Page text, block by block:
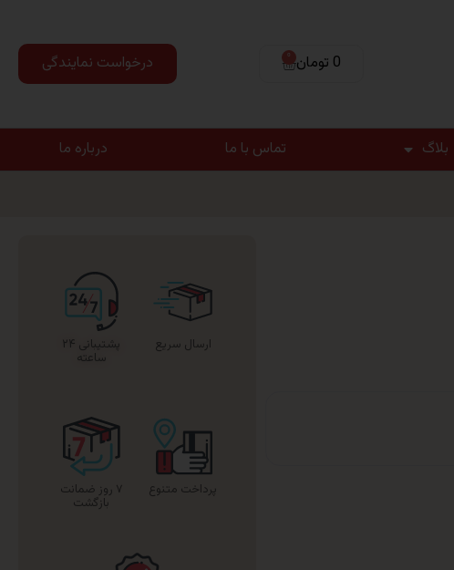
0 تومان 0 درخواست نمایندگی
بلاگ تماس با ما
درباره ما
ارسال سریع پشتیبانی ۲۴
ساعته
پرداخت متنوع ۷ روز ضمانت
بازگشت